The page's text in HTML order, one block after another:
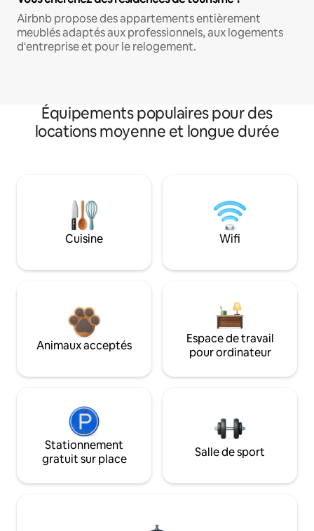
Airbnb propose des appartements entièrement
meublés adaptés aux professionnels, aux logements
d'entreprise et pour le relogement.
Équipements populaires pour des
locations moyenne et longue durée
Cuisine Wifi
Animaux acceptés
Espace de travail
pour ordinateur
Stationnement
gratuit sur place
Salle de sport